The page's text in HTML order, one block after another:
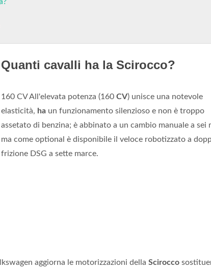
Quanti cavalli ha la Scirocco?
160 CV All'elevata potenza (160 CV) unisce una notevole
elasticità, ha un funzionamento silenzioso e non è troppo
assetato di benzina; è abbinato a un cambio manuale a sei
ma come optional è disponibile il veloce robotizzato a
frizione DSG a sette marce.
aggiorna le motorizzazioni della Scirocco